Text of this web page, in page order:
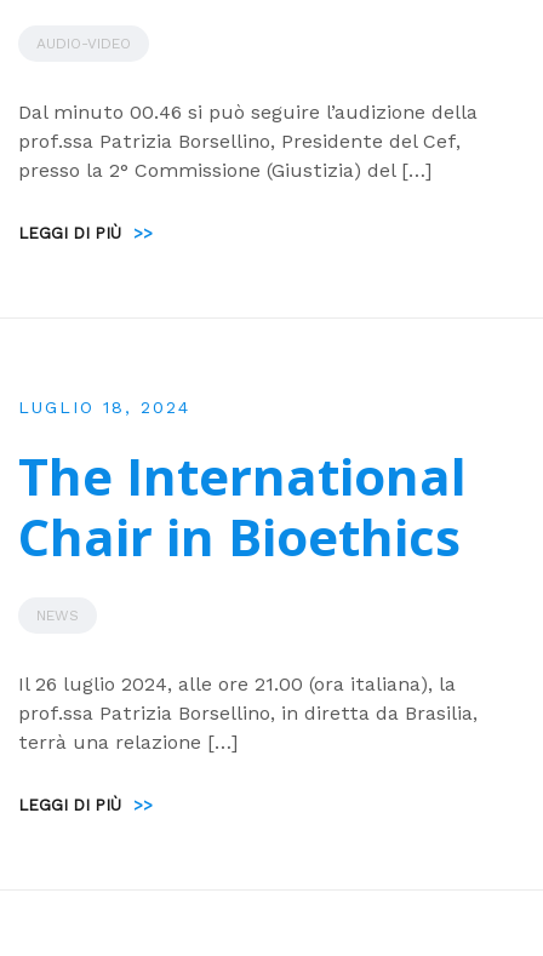
AUDIO-VIDEO
Dal minuto 00.46 si può seguire l’audizione della
prof.ssa Patrizia Borsellino, Presidente del Cef,
presso la 2° Commissione (Giustizia) del […]
LEGGI DI PIÙ >>
LUGLIO 18, 2024
The International
Chair in Bioethics
NEWS
Il 26 luglio 2024, alle ore 21.00 (ora italiana), la
prof.ssa Patrizia Borsellino, in diretta da Brasilia,
terrà una relazione […]
LEGGI DI PIÙ >>